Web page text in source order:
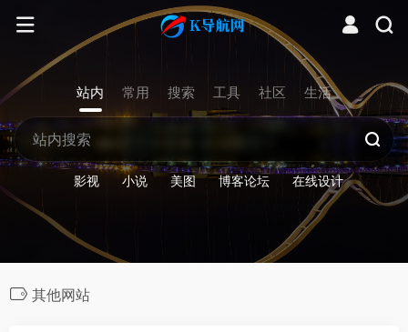
站内 常用 搜索 工具 社区 生活
影视 小说 美图 博客论坛 在线设计
其他网站